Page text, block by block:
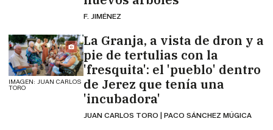
F. JIMÉNEZ
IMAGEN: JUAN CARLOS
TORO
La Granja, a vista de dron y a
pie de tertulias con la
'fresquita': el 'pueblo' dentro
de Jerez que tenía una
'incubadora'
JUAN CARLOS TORO | PACO SÁNCHEZ MÚGICA